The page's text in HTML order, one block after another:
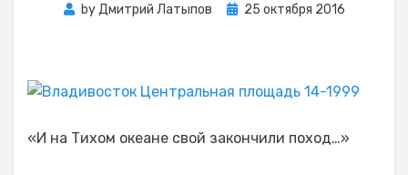
byДмитрий Латыпов
Posted
25 октября 2016
«И на Тихом океане свой закончили поход…»